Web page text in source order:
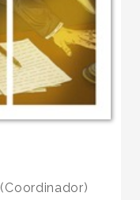
(Coordinador)